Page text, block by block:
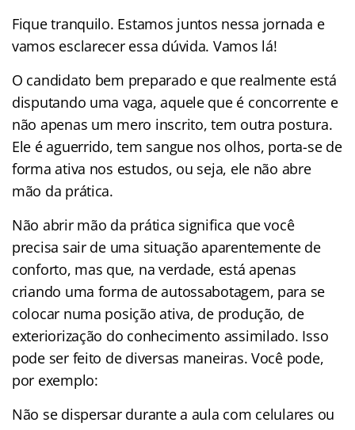
Fique tranquilo. Estamos juntos nessa jornada e
vamos esclarecer essa dúvida. Vamos lá!
O candidato bem preparado e que realmente está
disputando uma vaga, aquele que é concorrente e
não apenas um mero inscrito, tem outra postura.
Ele é aguerrido, tem sangue nos olhos, porta-se de
forma ativa nos estudos, ou seja, ele não abre
mão da prática.
Não abrir mão da prática significa que você
precisa sair de uma situação aparentemente de
conforto, mas que, na verdade, está apenas
criando uma forma de autossabotagem, para se
colocar numa posição ativa, de produção, de
exteriorização do conhecimento assimilado. Isso
pode ser feito de diversas maneiras. Você pode,
por exemplo:
Não se dispersar durante a aula com celulares ou